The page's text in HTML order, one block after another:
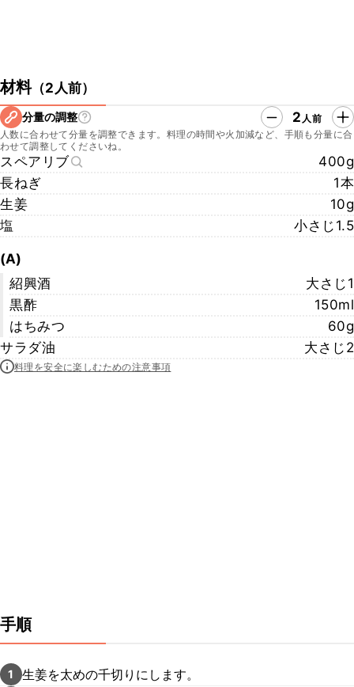
材料（2人前）
分量の調整 2 人前
人数に合わせて分量を調整できます。料理の時間や火加減など、手順も分量に合
わせて調整してくださいね。
スペアリブ
400g
長ねぎ
1本
生姜
10g
塩
小さじ1.5
(A)
紹興酒
大さじ1
黒酢
150ml
はちみつ
60g
サラダ油
大さじ2
料理を安全に楽しむための注意事項
手順
1 生姜を太めの千切りにします。